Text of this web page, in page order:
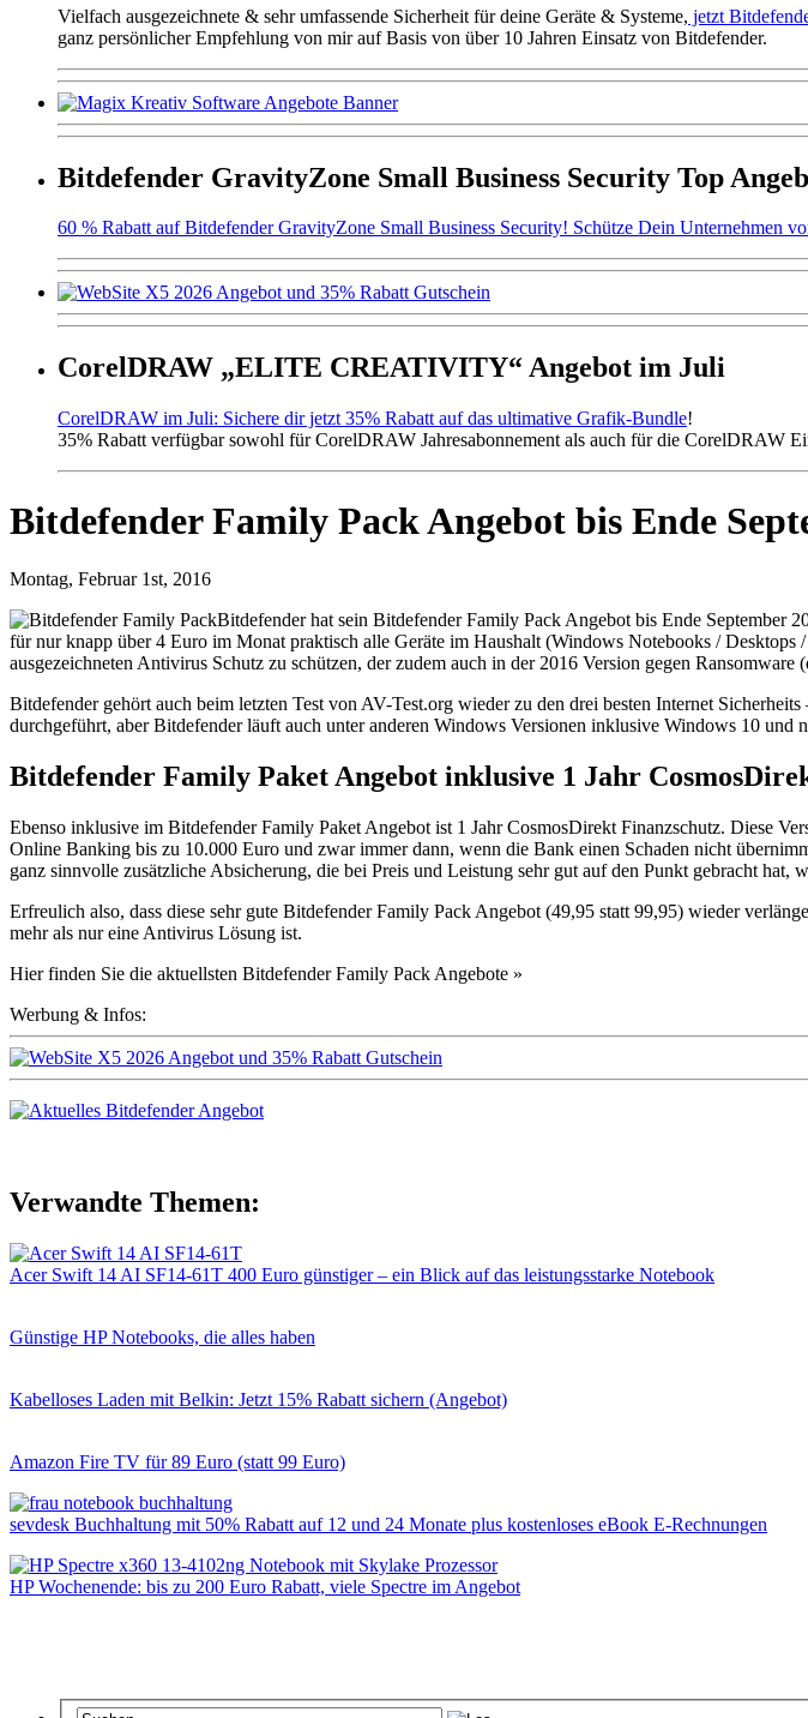
Vielfach ausgezeichnete & sehr umfassende Sicherheit für deine Geräte & Systeme, jetzt
ganz persönlicher Empfehlung von mir auf Basis von über 10 Jahren Einsatz von Bitdefender.
Bitdefender GravityZone Small Business Security Top
60 % Rabatt auf Bitdefender GravityZone Small Business Security! Schütze Dein Unternehmen
CorelDRAW „ELITE CREATIVITY“ Angebot im Juli
CorelDRAW im Juli: Sichere dir jetzt 35% Rabatt auf das ultimative Grafik-Bundle!
35% Rabatt verfügbar sowohl für CorelDRAW Jahresabonnement als auch für die CorelDRAW
Bitdefender Family Pack Angebot bis Ende
Montag, Februar 1st, 2016
Bitdefender hat sein Bitdefender Family Pack Angebot bis Ende September
für nur knapp über 4 Euro im Monat praktisch alle Geräte im Haushalt (Windows Notebooks /
ausgezeichneten Antivirus Schutz zu schützen, der zudem auch in der 2016 Version gegen
Bitdefender gehört auch beim letzten Test von AV-Test.org wieder zu den drei besten Internet
durchgeführt, aber Bitdefender läuft auch unter anderen Windows Versionen inklusive Windows 10 und
Bitdefender Family Paket Angebot inklusive 1 Jahr
Ebenso inklusive im Bitdefender Family Paket Angebot ist 1 Jahr CosmosDirekt Finanzschutz. Diese
Online Banking bis zu 10.000 Euro und zwar immer dann, wenn die Bank einen Schaden nicht
ganz sinnvolle zusätzliche Absicherung, die bei Preis und Leistung sehr gut auf den Punkt gebracht hat,
Erfreulich also, dass diese sehr gute Bitdefender Family Pack Angebot (49,95 statt 99,95) wieder
mehr als nur eine Antivirus Lösung ist.
Hier finden Sie die aktuellsten Bitdefender Family Pack Angebote »
Werbung & Infos:
Verwandte Themen:
Acer Swift 14 AI SF14-61T 400 Euro günstiger – ein Blick auf das leistungsstarke Notebook
Günstige HP Notebooks, die alles haben
Kabelloses Laden mit Belkin: Jetzt 15% Rabatt sichern (Angebot)
Amazon Fire TV für 89 Euro (statt 99 Euro)
sevdesk Buchhaltung mit 50% Rabatt auf 12 und 24 Monate plus kostenloses eBook E-Rechnungen
HP Wochenende: bis zu 200 Euro Rabatt, viele Spectre im Angebot